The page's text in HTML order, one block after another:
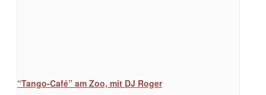
“Tango-Café” am Zoo, mit DJ Roger